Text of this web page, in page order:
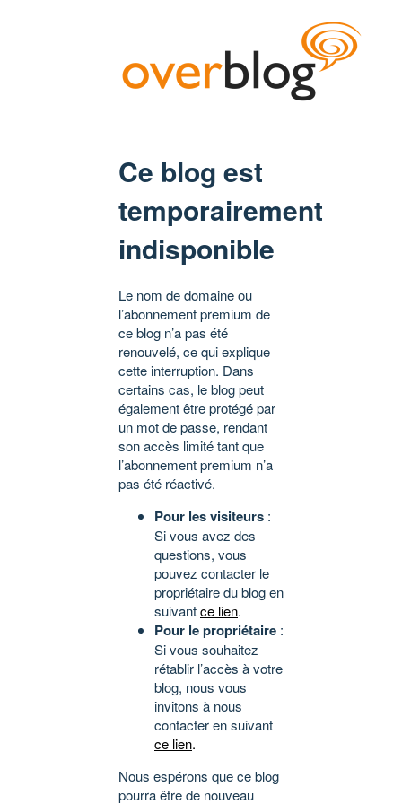
Ce blog est
temporairement
indisponible
Le nom de domaine ou
l’abonnement premium de
ce blog n’a pas été
renouvelé, ce qui explique
cette interruption. Dans
certains cas, le blog peut
également être protégé par
un mot de passe, rendant
son accès limité tant que
l’abonnement premium n’a
pas été réactivé.
Pour les visiteurs :
Si vous avez des
questions, vous
pouvez contacter le
propriétaire du blog en
suivantce lien.
Pour le propriétaire :
Si vous souhaitez
rétablir l’accès à votre
blog, nous vous
invitons à nous
contacter en suivant
ce lien.
Nous espérons que ce blog
pourra être de nouveau